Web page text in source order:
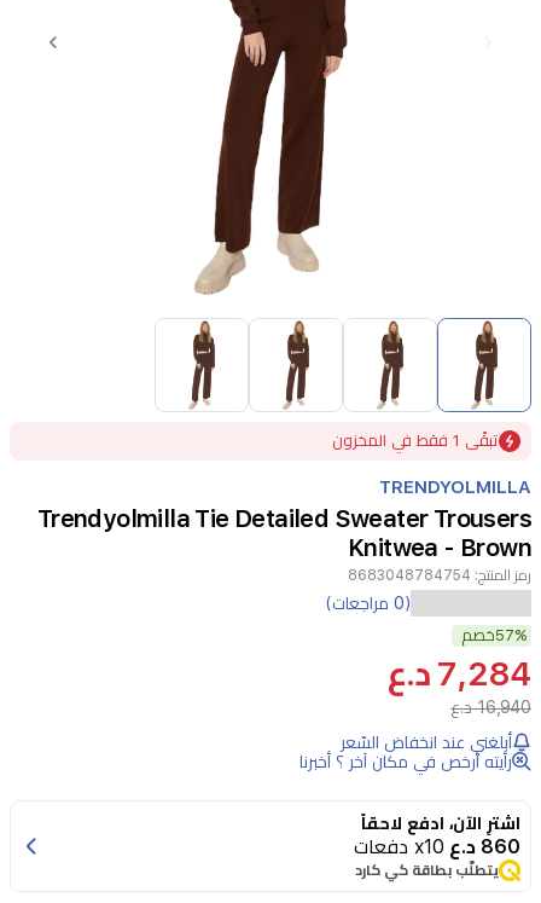
Item
4
تبقًى 1 فقط في المخزون
TRENDYOLMILLA
Trendyolmilla Tie Detailed Sweater Trousers
Knitwea - Brown
رمز المنتج: 8683048784754
(0 مراجعات)
57%خصم
7,284 د.ع
16,940 د.ع
أبلغني عند انخفاض السّعر
رأيته أرخص في مكان آخر ؟ أخبرنا
اشترِ الآن، ادفع لاحقاً
860 د.ع x10 دفعات
يتطلّب بطاقة كي كارد